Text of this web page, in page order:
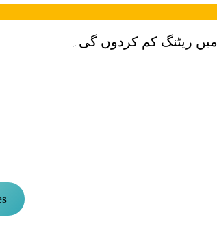
میں ریٹنگ کم کردوں گی۔